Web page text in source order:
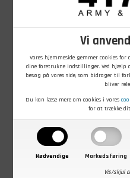
Vi
Vores hjemmeside gemmer cookies
dine foretrukne indstillinger. Ved hjælp
besøg på vores side, som bidrager til
bliver
Du kan læse mere om cookies i vores
for at trække
Nødvendige Markedsføring
Vis/skjul
Sluban WWII
hunter
På lager - Køb nu
Sluban
På